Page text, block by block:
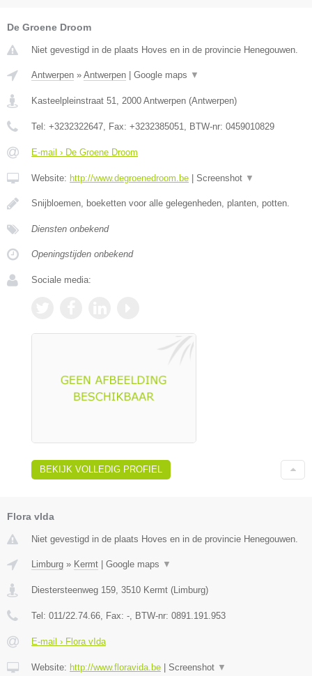
De Groene Droom
Niet gevestigd in de plaats Hoves en in de provincie Henegouwen.
Antwerpen » Antwerpen | Google maps ▼
Kasteelpleinstraat 51 2000 Antwerpen (Antwerpen)
Tel: +3232322647 , Fax: +3232385051 , BTW-nr: 0459010829
E-mail › De Groene Droom
Website: http://www.degroenedroom.be | Screenshot ▼
Snijbloemen, boeketten voor alle gelegenheden, planten, potten.
Diensten onbekend
Openingstijden onbekend
Sociale media:
BEKIJK VOLLEDIG PROFIEL
Flora vIda
Niet gevestigd in de plaats Hoves en in de provincie Henegouwen.
Limburg » Kermt Google maps ▼
Diestersteenweg 159, 3510 Kermt (Limburg)
Tel: 011/22.74.66, Fax: -, BTW-nr: 0891.191.953
E-mail › Flora vIda
Website: http://www.floravida.be Screenshot ▼